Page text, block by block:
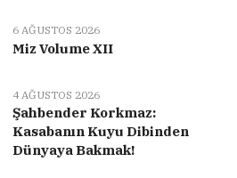
6 AĞUSTOS 2026
Miz Volume XII
4 AĞUSTOS 2026
Şahbender Korkmaz:
Kasabanın Kuyu Dibinden
Dünyaya Bakmak!